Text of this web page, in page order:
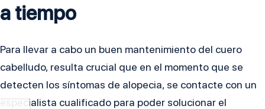
a tiempo
Para llevar a cabo un buen mantenimiento del cuero
cabelludo, resulta crucial que en el momento que se
detecten los síntomas de alopecia, se contacte con un
especialista cualificado para poder solucionar el